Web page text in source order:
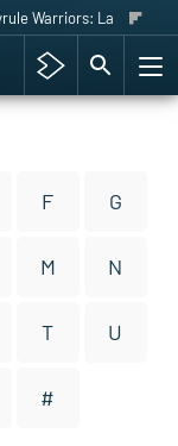
Warriors: La Era del
F G
M N
T U
#